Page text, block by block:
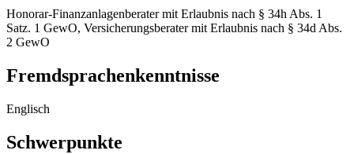
Honorar-Finanzanlagenberater mit Erlaubnis nach § 34h Abs. 1
Satz. 1 GewO, Versicherungsberater mit Erlaubnis nach § 34d Abs.
2 GewO
Fremdsprachenkenntnisse
Englisch
Schwerpunkte